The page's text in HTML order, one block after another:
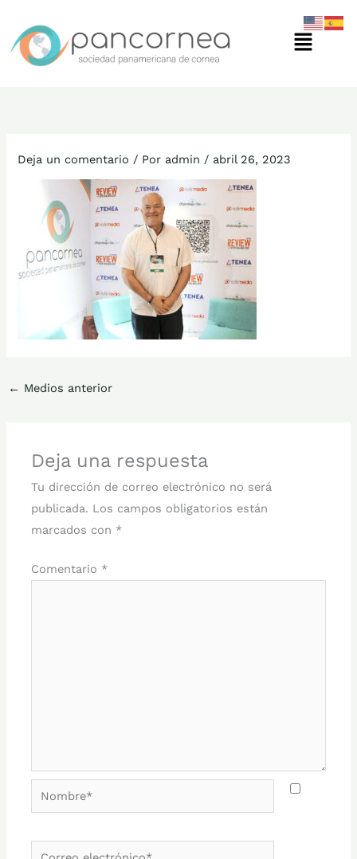
contenido
Menú
Deja un comentario / Por admin / abril 26, 2023
← Medios anterior
Deja una respuesta
Tu dirección de correo electrónico no será
publicada. Los campos obligatorios están
marcados con *
Comentario *
Nombre*
Correo